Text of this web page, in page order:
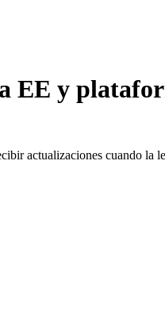
EE y
actualizaciones cuando la